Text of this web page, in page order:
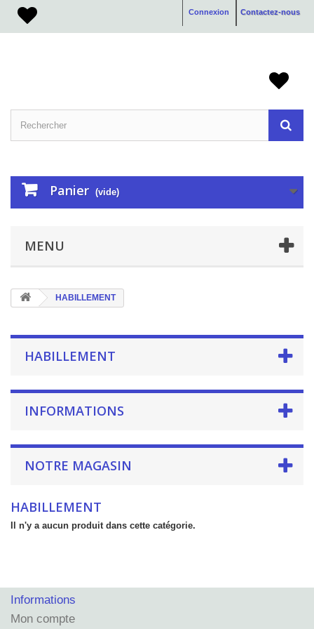
Contactez-nous
Connexion
Panier (vide)
MENU
HABILLEMENT
HABILLEMENT
INFORMATIONS
NOTRE MAGASIN
HABILLEMENT
Il n'y a aucun produit dans cette catégorie.
Informations
Mon compte